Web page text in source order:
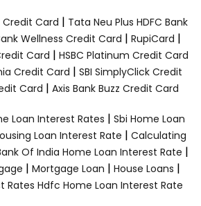
Credit Card | Tata Neu Plus HDFC Bank
Wellness Credit Card | RupiCard |
Card | HSBC Platinum Credit Card
Credit Card | SBI SimplyClick Credit
Card | Axis Bank Buzz Credit Card
Loan Interest Rates | Sbi Home Loan
Loan Interest Rate | Calculating
Of India Home Loan Interest Rate |
| Mortgage Loan | House Loans |
Rates Hdfc Home Loan Interest Rate